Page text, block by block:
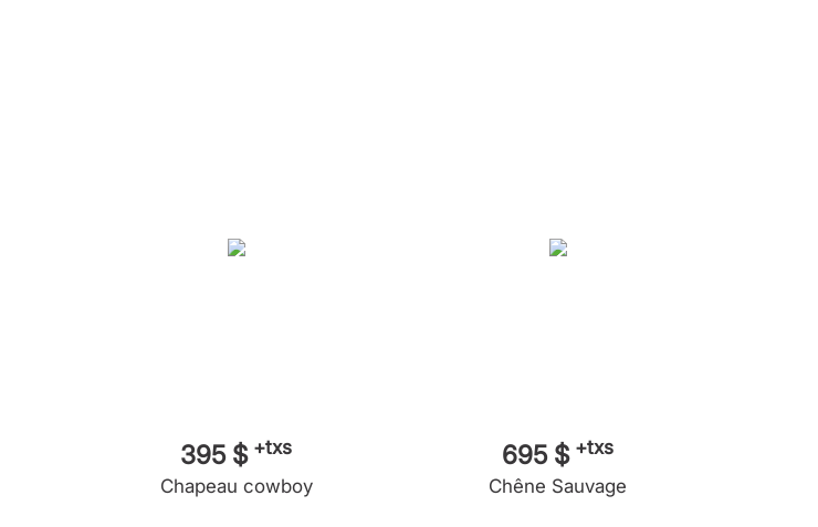
395 $ +txs
Chapeau cowboy
695 $ +txs
Chêne Sauvage